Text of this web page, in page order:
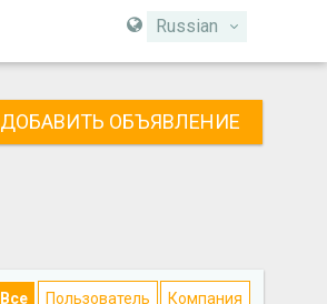
Russian
ДОБАВИТЬ ОБЪЯВЛЕНИЕ
Все Пользователь Компания